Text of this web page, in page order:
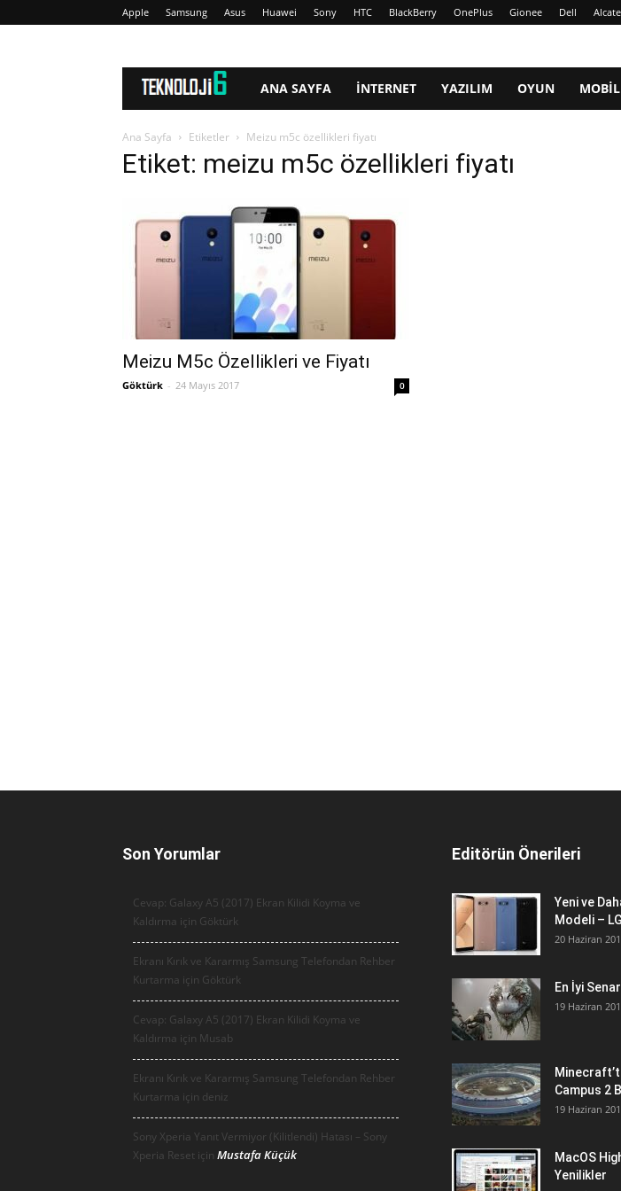
Apple Samsung Asus Huawei Sony HTC BlackBerry OnePlus Gionee Dell
www.Teknoloji6.com
ANA SAYFA İNTERNET YAZILIM OYUN MOBIL
Ana Sayfa Etiketler Meizu m5c özellikleri fiyatı
Etiket: meizu m5c özellikleri fiyatı
Meizu M5c Özellikleri ve Fiyatı
Göktürk - 24 Mayıs 2017 0
Son Yorumlar
Cevap: Galaxy A5 (2017) Ekran Kilidi Koyma ve
Kaldırma için Göktürk
Ekranı Kırık ve Kararmış Samsung Telefondan Rehber
Kurtarma için Göktürk
Cevap: Galaxy A5 (2017) Ekran Kilidi Koyma ve
Kaldırma için Musab
Ekranı Kırık ve Kararmış Samsung Telefondan Rehber
Kurtarma için deniz
Sony Xperia Yanıt Vermiyor (Kilitlendi) Hatası – Sony
Xperia Reset için Mustafa Küçük
Editörün Önerileri
Yeni ve
Modeli –
20 Haziran
En İyi
19 Haziran
Campus 2
19 Haziran
MacOS
Yenilikler